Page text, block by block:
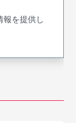
報を提供し